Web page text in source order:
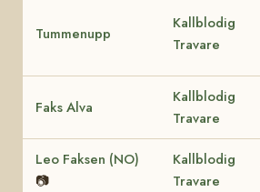
Tummenupp
Kallblodig
Travare
Faks Alva
Kallblodig
Travare
Leo Faksen (NO)
📷
Kallblodig
Travare